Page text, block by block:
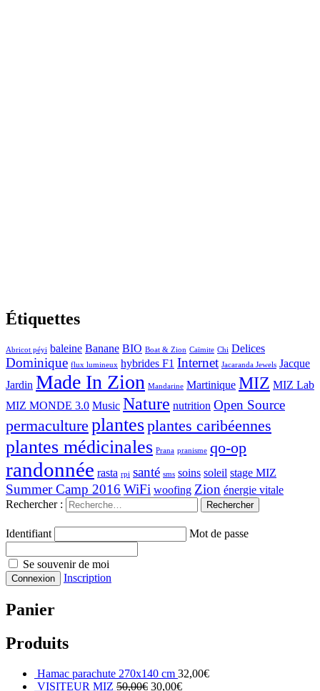
Étiquettes
Abricot péyi baleine Banane BIO Boat & Zion Caïmite Chi Delices
Dominique flux lumineux hybrides F1 Internet Jacaranda Jewels Jacque
Jardin Made In Zion Mandarine Martinique MIZ MIZ Lab
MIZ MONDE 3.0 Music Nature nutrition Open Source
permaculture plantesplantes caribéennes
plantes médicinales Prana pranisme qo-op
randonnée rasta rpi santé sms soins soleil stage MIZ
Summer Camp 2016 WiFi woofing Zion énergie vitale
Rechercher :
Identifiant Mot de passe
Se souvenir de moi
Inscription
Panier
Produits
Hamac parachute 270x140 cm 32,00€
VISITEUR MIZ 50,00€ 30,00€